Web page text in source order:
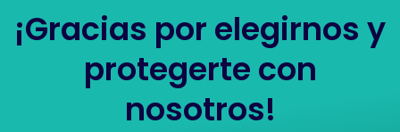
f
m
¡Gracias por elegirnos y
protegerte con
nosotros!